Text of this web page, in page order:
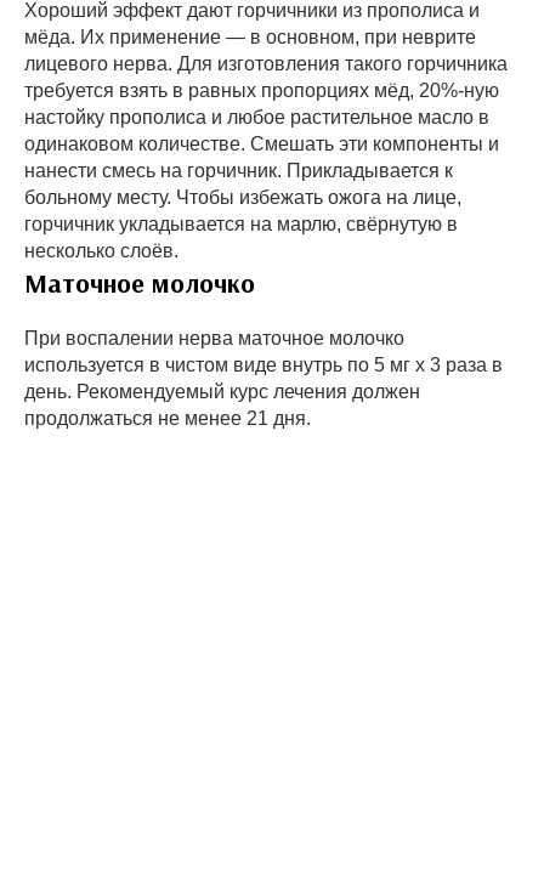
Хороший эффект дают горчичники из прополиса и
мёда. Их применение — в основном, при неврите
лицевого нерва. Для изготовления такого горчичника
требуется взять в равных пропорциях мёд, 20%-ную
настойку прополиса и любое растительное масло в
одинаковом количестве. Смешать эти компоненты и
нанести смесь на горчичник. Прикладывается к
больному месту. Чтобы избежать ожога на лице,
горчичник укладывается на марлю, свёрнутую в
несколько слоёв.
Маточное молочко
При воспалении нерва маточное молочко
используется в чистом виде внутрь по 5 мг х 3 раза в
день. Рекомендуемый курс лечения должен
продолжаться не менее 21 дня.